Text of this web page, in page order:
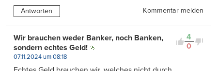
Antworten Kommentar melden
4
0
Wir brauchen weder Banker, noch Banken,
sondern echtes Geld!
07.11.2024 um 08:18